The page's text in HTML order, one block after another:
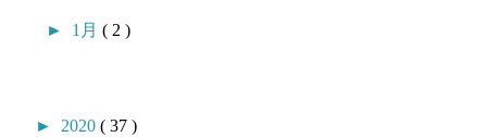
► 1月( 2 )
► 2020( 37 )